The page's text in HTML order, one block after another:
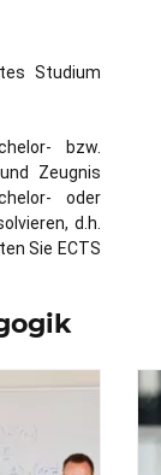
Studium
bzw.
Zeugnis
oder
d.h.
Sie ECTS